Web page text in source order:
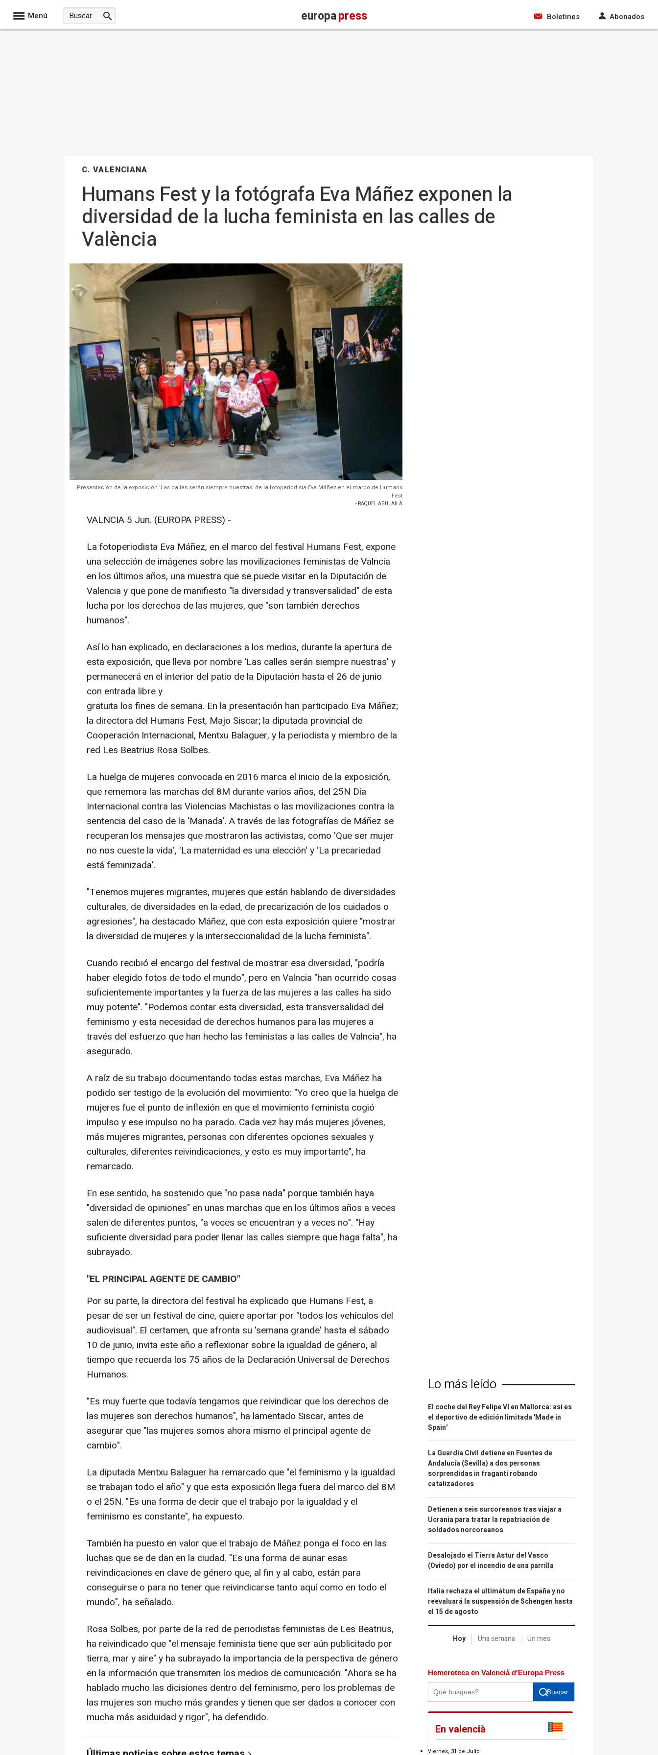
Menú europapress Boletines Abonados
C. VALENCIANA
Humans Fest y la fotógrafa Eva Máñez exponen la
diversidad de la lucha feminista en las calles de
València
Presentación de la exposición 'Las calles serán siempre nuestras' de la fotoperiodista Eva Máñez en el marco de Humans
Fest
- RAQUEL ABULAILA
VALNCIA 5 Jun. (EUROPA PRESS) -
La fotoperiodista Eva Máñez, en el marco del festival Humans Fest, expone
una selección de imágenes sobre las movilizaciones feministas de Valncia
en los últimos años, una muestra que se puede visitar en la Diputación de
Valencia y que pone de manifiesto "la diversidad y transversalidad" de esta
lucha por los derechos de las mujeres, que "son también derechos
humanos".
Así lo han explicado, en declaraciones a los medios, durante la apertura de
esta exposición, que lleva por nombre 'Las calles serán siempre nuestras' y
permanecerá en el interior del patio de la Diputación hasta el 26 de junio
con entrada libre y
gratuita los fines de semana. En la presentación han participado Eva Máñez;
la directora del Humans Fest, Majo Siscar; la diputada provincial de
Cooperación Internacional, Mentxu Balaguer, y la periodista y miembro de la
red Les Beatrius Rosa Solbes.
La huelga de mujeres convocada en 2016 marca el inicio de la exposición,
que rememora las marchas del 8M durante varios años, del 25N Día
Internacional contra las Violencias Machistas o las movilizaciones contra la
sentencia del caso de la 'Manada'. A través de las fotografías de Máñez se
recuperan los mensajes que mostraron las activistas, como 'Que ser mujer
no nos cueste la vida', 'La maternidad es una elección' y 'La precariedad
está feminizada'.
"Tenemos mujeres migrantes, mujeres que están hablando de diversidades
culturales, de diversidades en la edad, de precarización de los cuidados o
agresiones", ha destacado Máñez, que con esta exposición quiere "mostrar
la diversidad de mujeres y la interseccionalidad de la lucha feminista".
Cuando recibió el encargo del festival de mostrar esa diversidad, "podría
haber elegido fotos de todo el mundo", pero en Valncia "han ocurrido cosas
suficientemente importantes y la fuerza de las mujeres a las calles ha sido
muy potente". "Podemos contar esta diversidad, esta transversalidad del
feminismo y esta necesidad de derechos humanos para las mujeres a
través del esfuerzo que han hecho las feministas a las calles de Valncia", ha
asegurado.
A raíz de su trabajo documentando todas estas marchas, Eva Máñez ha
podido ser testigo de la evolución del movimiento: "Yo creo que la huelga de
mujeres fue el punto de inflexión en que el movimiento feminista cogió
impulso y ese impulso no ha parado. Cada vez hay más mujeres jóvenes,
más mujeres migrantes, personas con diferentes opciones sexuales y
culturales, diferentes reivindicaciones, y esto es muy importante", ha
remarcado.
En ese sentido, ha sostenido que "no pasa nada" porque también haya
"diversidad de opiniones" en unas marchas que en los últimos años a veces
salen de diferentes puntos, "a veces se encuentran y a veces no". "Hay
suficiente diversidad para poder llenar las calles siempre que haga falta", ha
subrayado.
"EL PRINCIPAL AGENTE DE CAMBIO"
Por su parte, la directora del festival ha explicado que Humans Fest, a
pesar de ser un festival de cine, quiere aportar por "todos los vehículos del
audiovisual". El certamen, que afronta su 'semana grande' hasta el sábado
10 de junio, invita este año a reflexionar sobre la igualdad de género, al
tiempo que recuerda los 75 años de la Declaración Universal de Derechos
Humanos.
"Es muy fuerte que todavía tengamos que reivindicar que los derechos de
las mujeres son derechos humanos", ha lamentado Siscar, antes de
asegurar que "las mujeres somos ahora mismo el principal agente de
cambio".
La diputada Mentxu Balaguer ha remarcado que "el feminismo y la igualdad
se trabajan todo el año" y que esta exposición llega fuera del marco del 8M
o el 25N. "Es una forma de decir que el trabajo por la igualdad y el
feminismo es constante", ha expuesto.
También ha puesto en valor que el trabajo de Máñez ponga el foco en las
luchas que se de dan en la ciudad. "Es una forma de aunar esas
reivindicaciones en clave de género que, al fin y al cabo, están para
conseguirse o para no tener que reivindicarse tanto aquí como en todo el
mundo", ha señalado.
Rosa Solbes, por parte de la red de periodistas feministas de Les Beatrius,
ha reivindicado que "el mensaje feminista tiene que ser aún publicitado por
tierra, mar y aire" y ha subrayado la importancia de la perspectiva de género
en la información que transmiten los medios de comunicación. "Ahora se ha
hablado mucho las dicisiones dentro del feminismo, pero los problemas de
las mujeres son mucho más grandes y tienen que ser dados a conocer con
mucha más asiduidad y rigor", ha defendido.
Lo más leído
El coche del Rey Felipe VI en Mallorca: así es
el deportivo de edición limitada 'Made in
Spain'
La Guardia Civil detiene en Fuentes de
Andalucía (Sevilla) a dos personas
sorprendidas in fraganti robando
catalizadores
Detienen a seis surcoreanos tras viajar a
Ucrania para tratar la repatriación de
soldados norcoreanos
Desalojado el Tierra Astur del Vasco
(Oviedo) por el incendio de una parrilla
Italia rechaza el ultimátum de España y no
reevaluará la suspensión de Schengen hasta
el 15 de agosto
Hoy Una semana Un mes
Hemeroteca en Valencià d'Europa Press
Buscar
En valencià
Viernes, 31 de Julio